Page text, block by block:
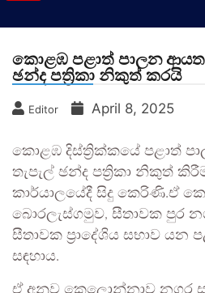
කොළඹ පළාත් පාලන
ඡන්ද පත්‍රිකා නිකුත් කරයි
Editor April 8, 2025
කොළඹ දිස්ත්‍රික්කයේ පළාත්
තැපැල් ඡන්ද පත්‍රිකා නිකුත්
කාර්යාලයේදී සිදු කෙරිණි.ඒ
බොරලැස්ගමුව, සීතාවක පුර
සීතාවක ප්‍රාදේශිය සභාව යන
සඳහාය.
ඒ අනුව කෙලොන්නාව නගර